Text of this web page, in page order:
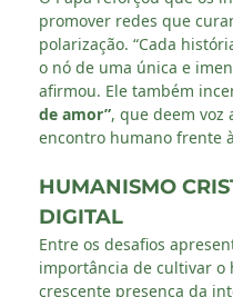
promover redes que
polarização. “Cada
o nó de uma única e
afirmou. Ele também
de amor”, que deem voz
encontro humano frente
HUMANISMO
DIGITAL
Entre os desafios
importância de cultivar o
crescente presença da